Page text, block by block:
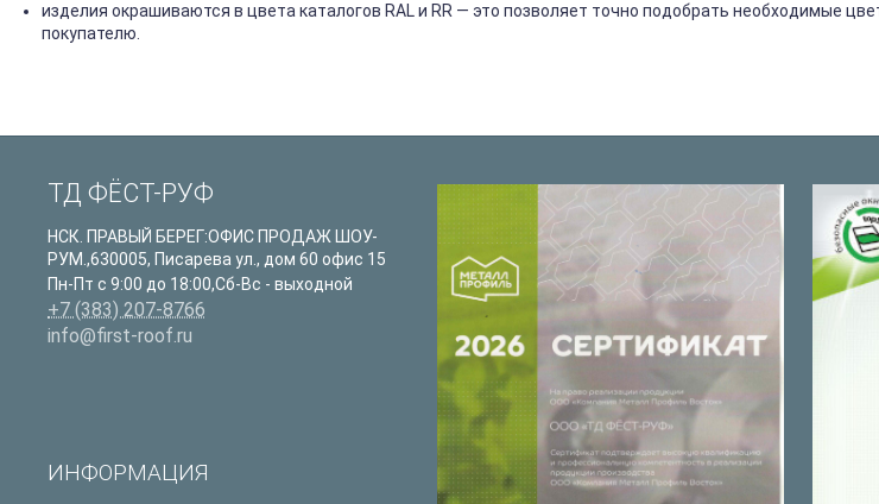
изделия окрашиваются в цвета каталогов RAL и RR — это позволяет точно подобрать необходимые
покупателю.
ТД ФЁСТ-РУФ
НСК. ПРАВЫЙ БЕРЕГ:ОФИС ПРОДАЖ ШОУ-
РУМ.,630005, Писарева ул., дом 60 офис 15
Пн-Пт с 9:00 до 18:00,Сб-Вс - выходной
+7 (383) 207-8766
info@first-roof.ru
ИНФОРМАЦИЯ